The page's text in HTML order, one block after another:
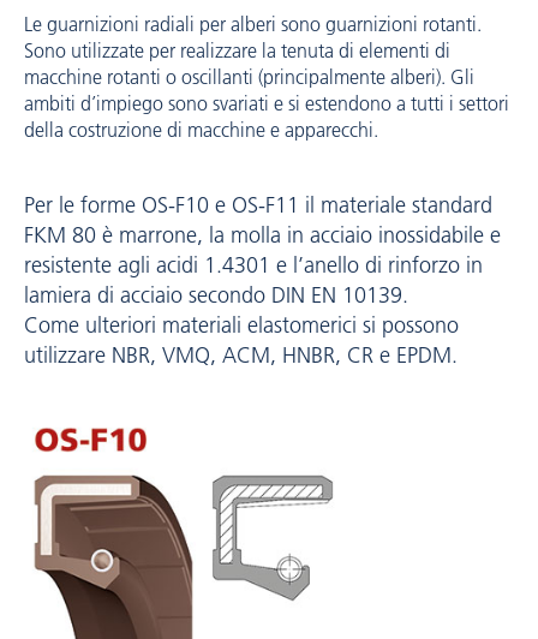
Le guarnizioni radiali per alberi sono guarnizioni rotanti.
Sono utilizzate per realizzare la tenuta di elementi di
macchine rotanti o oscillanti (principalmente alberi). Gli
ambiti d’impiego sono svariati e si estendono a tutti i settori
della costruzione di macchine e apparecchi.
Per le forme OS-F10 e OS-F11 il materiale standard
FKM 80 è marrone, la molla in acciaio inossidabile e
resistente agli acidi 1.4301 e l’anello di rinforzo in
lamiera di acciaio secondo DIN EN 10139.
Come ulteriori materiali elastomerici si possono
utilizzare NBR, VMQ, ACM, HNBR, CR e EPDM.